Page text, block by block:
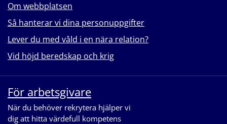
Om webbplatsen
Så hanterar vi dina personuppgifter
Lever du med våld i en nära relation?
Vid höjd beredskap och krig
För arbetsgivare
När du behöver rekrytera hjälper vi
dig att hitta värdefull kompetens